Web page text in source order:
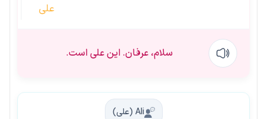
علی
سلام، عرفان. این علی است.
Ali (علی)